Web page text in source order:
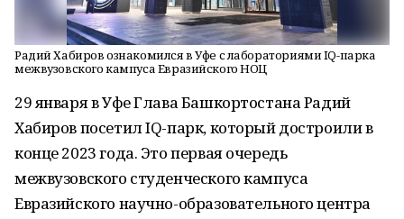
Радий Хабиров ознакомился в Уфе с лабораториями IQ-парка
межвузовского кампуса Евразийского НОЦ
29 января в Уфе Глава Башкортостана Радий
Хабиров посетил IQ-парк, который достроили в
конце 2023 года. Это первая очередь
межвузовского студенческого кампуса
Евразийского научно-образовательного центра